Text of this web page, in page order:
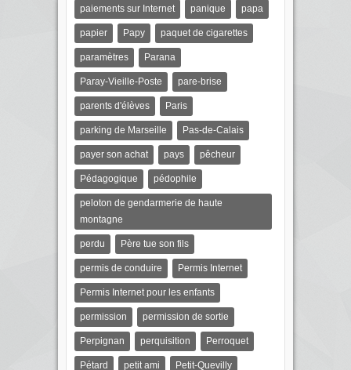
paiements sur Internet panique papa
papier Papy paquet de cigarettes
paramètres Parana
Paray-Vieille-Poste pare-brise
parents d'élèves Paris
parking de Marseille Pas-de-Calais
payer son achat pays pêcheur
Pédagogique pédophile
peloton de gendarmerie de haute
montagne
perdu Père tue son fils
permis de conduire Permis Internet
Permis Internet pour les enfants
permission permission de sortie
Perpignan perquisition Perroquet
Pétard petit ami Petit-Quevilly